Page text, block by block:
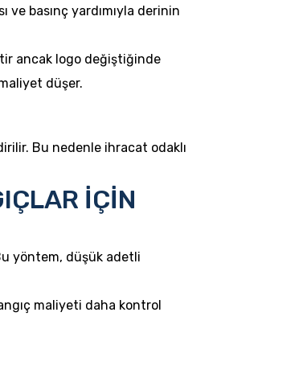
ve basınç yardımıyla derinin
ancak logo değiştiğinde
düşer.
Bu nedenle ihracat odaklı
İÇİN
yöntem, düşük adetli
maliyeti daha kontrol